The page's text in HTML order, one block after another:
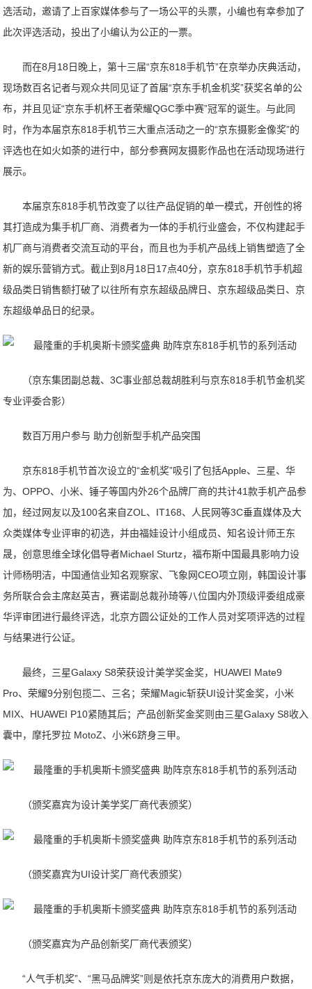
选活动，邀请了上百家媒体参与了一场公平的头票，小编也有幸参加了
此次评选活动，投出了小编认为公正的一票。
而在8月18日晚上，第十三届“京东818手机节”在京举办庆典活动，
现场数百名记者与观众共同见证了首届“京东手机金机奖”获奖名单的公
布，并且见证“京东手机杯王者荣耀QGC季中赛”冠军的诞生。与此同
时，作为本届京东818手机节三大重点活动之一的“京东摄影金像奖”的
评选也在如火如荼的进行中，部分参赛网友摄影作品也在活动现场进行
展示。
本届京东818手机节改变了以往产品促销的单一模式，开创性的将
其打造成为集手机厂商、消费者为一体的手机行业盛会，不仅构建起手
机厂商与消费者交流互动的平台，而且也为手机产品线上销售塑造了全
新的娱乐营销方式。截止到8月18日17点40分，京东818手机节手机超
级品类日销售额打破了以往所有京东超级品牌日、京东超级品类日、京
东超级单品日的纪录。
（京东集团副总裁、3C事业部总裁胡胜利与京东818手机节金机奖
专业评委合影）
数百万用户参与 助力创新型手机产品突围
京东818手机节首次设立的“金机奖”吸引了包括Apple、三星、华
为、OPPO、小米、锤子等国内外26个品牌厂商的共计41款手机产品参
加，经过网友以及100名来自ZOL、IT168、人民网等3C垂直媒体及大
众类媒体专业评审的初选，并由福娃设计小组成员、知名设计师王东
晟，创意思维全球化倡导者Michael Sturtz，福布斯中国最具影响力设
计师杨明洁，中国通信业知名观察家、飞象网CEO项立刚，韩国设计事
务所联合会主席赵英吉，赛诺副总裁孙琦等八位国内外顶级评委组成豪
华评审团进行最终评选，北京方圆公证处的工作人员对奖项评选的过程
与结果进行公证。
最终，三星Galaxy S8荣获设计美学奖金奖，HUAWEI Mate9
Pro、荣耀9分别包揽二、三名；荣耀Magic斩获UI设计奖金奖，小米
MIX、HUAWEI P10紧随其后；产品创新奖金奖则由三星Galaxy S8收入
囊中，摩托罗拉 MotoZ、小米6跻身三甲。
（颁奖嘉宾为设计美学奖厂商代表颁奖）
（颁奖嘉宾为UI设计奖厂商代表颁奖）
（颁奖嘉宾为产品创新奖厂商代表颁奖）
“人气手机奖”、“黑马品牌奖”则是依托京东庞大的消费用户数据，